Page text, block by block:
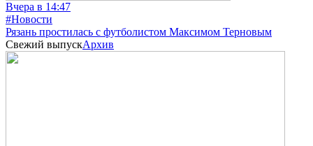
Вчера в 14:47
#Новости
Рязань простилась с футболистом Максимом Терновым
Свежий выпускАрхив